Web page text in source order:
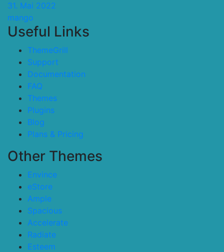
31. Mai 2022
mango
Useful Links
ThemeGrill
Support
Documentation
FAQ
Themes
Plugins
Blog
Plans & Pricing
Other Themes
Envince
eStore
Ample
Spacious
Accelerate
Radiate
Esteem